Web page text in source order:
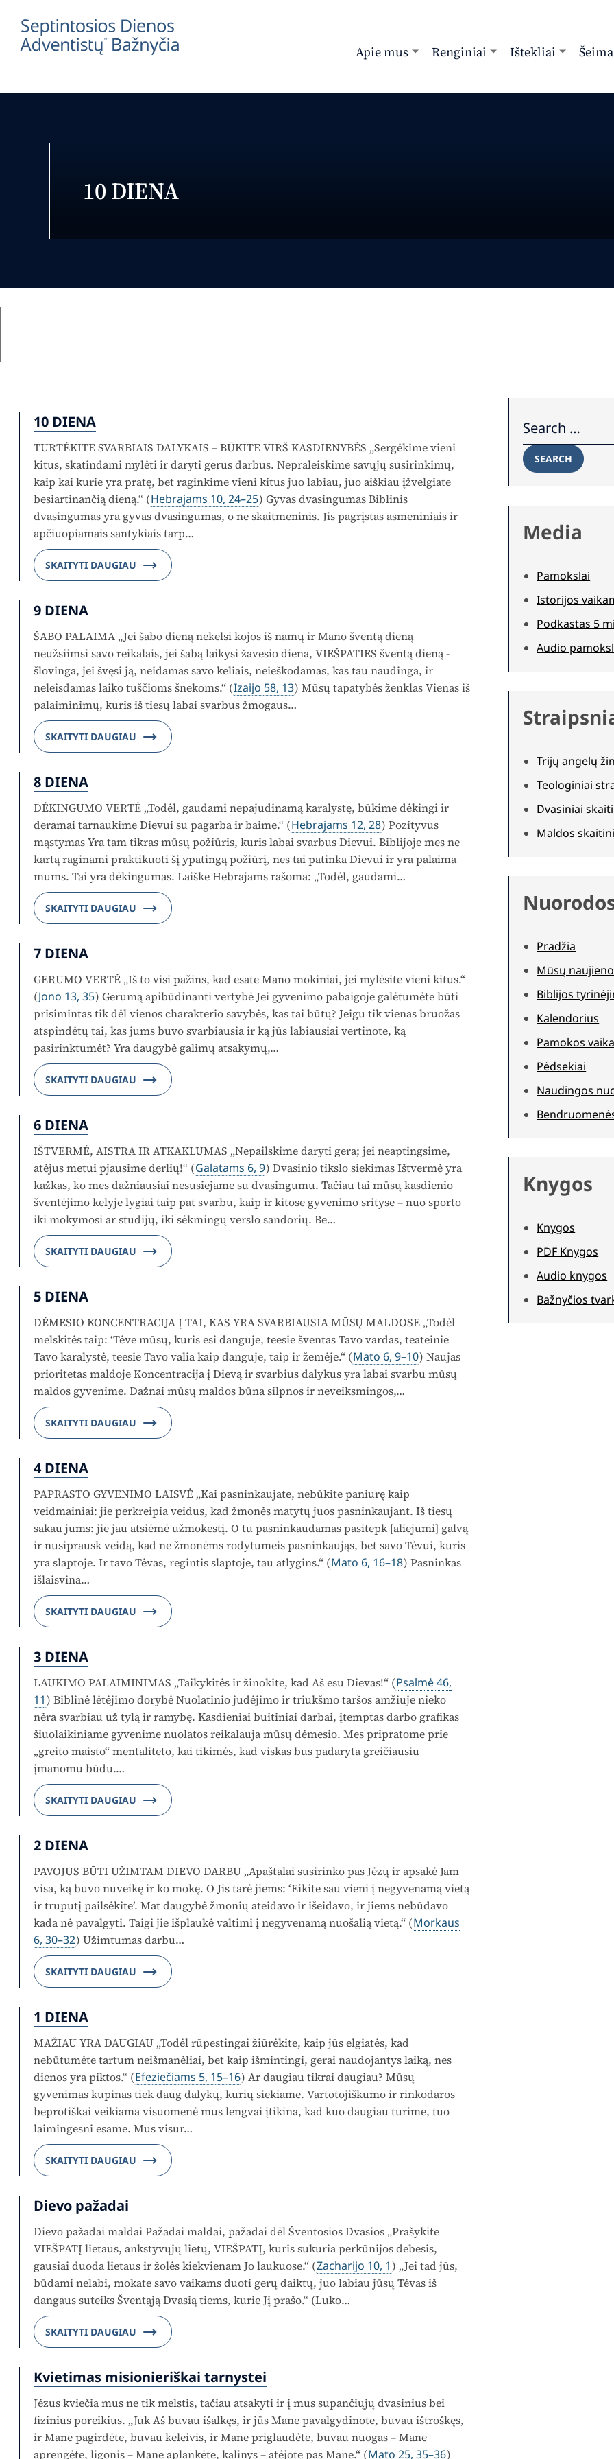
Apie mus Renginiai Ištekliai
10 DIENA
10 DIENA
TURTĖKITE SVARBIAIS DALYKAIS – BŪKITE VIRŠ KASDIENYBĖS „Sergėkime vieni
kitus, skatindami mylėti ir daryti gerus darbus. Nepraleiskime savųjų susirinkimų,
kaip kai kurie yra pratę, bet raginkime vieni kitus juo labiau, juo aiškiau įžvelgiate
besiartinančią dieną.“ (Hebrajams 10, 24–25) Gyvas dvasingumas Biblinis
dvasingumas yra gyvas dvasingumas, o ne skaitmeninis. Jis pagrįstas asmeniniais ir
apčiuopiamais santykiais tarp…
SKAITYTI DAUGIAU
9 DIENA
ŠABO PALAIMA „Jei šabo dieną nekelsi kojos iš namų ir Mano šventą dieną
neužsiimsi savo reikalais, jei šabą laikysi žavesio diena, VIEŠPATIES šventą dieną ­
šlovinga, jei švęsi ją, neidamas savo keliais, neieškodamas, kas tau naudinga, ir
neleisdamas laiko tuščioms šnekoms.“ (Izaijo 58, 13) Mūsų tapatybės ženklas Vienas iš
palaiminimų, kuris iš tiesų labai svarbus žmogaus…
SKAITYTI DAUGIAU
8 DIENA
DĖKINGUMO VERTĖ „Todėl, gaudami nepajudinamą karalystę, būkime dėkingi ir
deramai tarnaukime Dievui su pagarba ir baime.“ (Hebrajams 12, 28) Pozityvus
mąstymas Yra tam tikras mūsų požiūris, kuris labai svarbus Dievui. Biblijoje mes ne
kartą raginami praktikuoti šį ypatingą požiūrį, nes tai patinka Dievui ir yra palaima
mums. Tai yra dėkingumas. Laiške Hebrajams rašoma: „Todėl, gaudami…
SKAITYTI DAUGIAU
7 DIENA
GERUMO VERTĖ „Iš to visi pažins, kad esate Mano mokiniai, jei mylėsite vieni kitus.“
(Jono 13, 35) Gerumą apibūdinanti vertybė Jei gyvenimo pabaigoje galėtumėte būti
prisimintas tik dėl vienos charakterio savybės, kas tai būtų? Jeigu tik vienas bruožas
atspindėtų tai, kas jums buvo svarbiausia ir ką jūs labiausiai vertinote, ką
pasirinktumėt? Yra daugybė galimų atsakymų,…
SKAITYTI DAUGIAU
6 DIENA
IŠTVERMĖ, AISTRA IR ATKAKLUMAS „Nepailskime daryti gera; jei neaptingsime,
atėjus metui pjausime derlių!“ (Galatams 6, 9) Dvasinio tikslo siekimas Ištvermė yra
kažkas, ko mes dažniausiai nesusiejame su dvasingumu. Tačiau tai mūsų kasdienio
šventėjimo kelyje lygiai taip pat svarbu, kaip ir kitose gyvenimo srityse – nuo sporto
iki mokymosi ar studijų, iki sėkmingų verslo sandorių. Be…
SKAITYTI DAUGIAU
5 DIENA
DĖMESIO KONCENTRACIJA Į TAI, KAS YRA SVARBIAUSIA MŪSŲ MALDOSE „Todėl
melskitės taip: ‘Tėve mūsų, kuris esi danguje, teesie šventas Tavo vardas, teateinie
Tavo karalystė, teesie Tavo valia kaip danguje, taip ir žemėje.“ (Mato 6, 9–10) Naujas
prioritetas maldoje Koncentracija į Dievą ir svarbius dalykus yra labai svarbu mūsų
maldos gyvenime. Dažnai mūsų maldos būna silpnos ir neveiksmingos,…
SKAITYTI DAUGIAU
4 DIENA
PAPRASTO GYVENIMO LAISVĖ „Kai pasninkaujate, nebūkite paniurę kaip
veidmainiai: jie perkreipia veidus, kad žmonės matytų juos pasninkaujant. Iš tiesų
sakau jums: jie jau atsiėmė užmokestį. O tu pasninkaudamas pasitepk [aliejumi] galvą
ir nusiprausk veidą, kad ne žmonėms rodytumeis pasninkaująs, bet savo Tėvui, kuris
yra slaptoje. Ir tavo Tėvas, regintis slaptoje, tau atlygins.“ (Mato 6, 16–18) Pasninkas
išlaisvina…
SKAITYTI DAUGIAU
3 DIENA
LAUKIMO PALAIMINIMAS „Taikykitės ir žinokite, kad Aš esu Dievas!“ (Psalmė 46,
11) Biblinė lėtėjimo dorybė Nuolatinio judėjimo ir triukšmo taršos amžiuje nieko
nėra svarbiau už tylą ir ramybę. Kasdieniai buitiniai darbai, įtemptas darbo grafikas
šiuolaikiniame gyvenime nuolatos reikalauja mūsų dėmesio. Mes pripratome prie
„greito maisto“ mentaliteto, kai tikimės, kad viskas bus padaryta greičiausiu
įmanomu būdu.…
SKAITYTI DAUGIAU
2 DIENA
PAVOJUS BŪTI UŽIMTAM DIEVO DARBU „Apaštalai susirinko pas Jėzų ir apsakė Jam
visa, ką buvo nuveikę ir ko mokę. O Jis tarė jiems: ‘Eikite sau vieni į negyvenamą vietą
ir truputį pailsėkite’. Mat daugybė žmonių ateidavo ir išeidavo, ir jiems nebūdavo
kada nė pavalgyti. Taigi jie išplaukė valtimi į negyvenamą nuošalią vietą.“ (Morkaus
6, 30–32) Užimtumas darbu…
SKAITYTI DAUGIAU
1 DIENA
MAŽIAU YRA DAUGIAU „Todėl rūpestingai žiūrėkite, kaip jūs elgiatės, kad
nebūtumėte tartum neišmanėliai, bet kaip išmintingi, gerai naudojantys laiką, nes
dienos yra piktos.“ (Efeziečiams 5, 15–16) Ar daugiau tikrai daugiau? Mūsų
gyvenimas kupinas tiek daug dalykų, kurių siekiame. Vartotojiškumo ir rinkodaros
beprotiškai veikiama visuomenė mus lengvai įtikina, kad kuo daugiau turime, tuo
laimingesni esame. Mus visur…
SKAITYTI DAUGIAU
Dievo pažadai
Dievo pažadai maldai Pažadai maldai, pažadai dėl Šventosios Dvasios „Prašykite
VIEŠPATĮ lietaus, ankstyvųjų lietų, VIEŠPATĮ, kuris sukuria perkūnijos debesis,
gausiai duoda lietaus ir žolės kiekvienam Jo laukuose.“ (Zacharijo 10, 1) „Jei tad jūs,
būdami nelabi, mokate savo vaikams duoti gerų daiktų, juo labiau jūsų Tėvas iš
dangaus suteiks Šventąją Dvasią tiems, kurie Jį prašo.“ (Luko…
SKAITYTI DAUGIAU
Kvietimas misionieriškai tarnystei
Jėzus kviečia mus ne tik melstis, tačiau atsakyti ir į mus supančiųjų dvasinius bei
fizinius poreikius. „Juk Aš buvau išalkęs, ir jūs Mane pavalgydinote, buvau ištroškęs,
ir Mane pagirdėte, buvau keleivis, ir Mane priglaudėte, buvau nuogas – Mane
aprengėte, ligonis – Mane aplankėte, kalinys – atėjote pas Mane.“ (Mato 25, 35–36)
SEARCH
Media
Pamokslai
Istorijos
Podkastas 5
Audio
Trijų angelų
Teologiniai
Dvasiniai
Maldos
Pradžia
Mūsų
Biblijos
Kalendorius
Pamokos
Pėdsekiai
Naudingos
Knygos
Knygos
PDF Knygos
Audio knygos
Bažnyčios